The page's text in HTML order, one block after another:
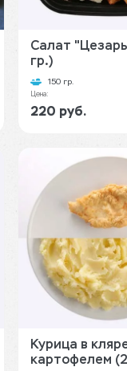
Салат
гр.)
150 гр.
Цена:
220 руб.
Курица в
картофелем